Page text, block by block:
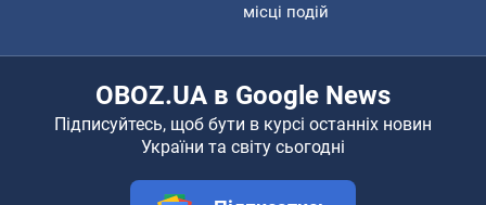
місці подій
OBOZ.UA в Google News
Підписуйтесь, щоб бути в курсі останніх новин
України та світу сьогодні